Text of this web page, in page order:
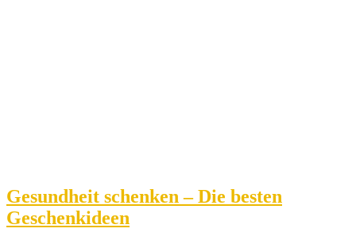
Gesundheit schenken – Die besten
Geschenkideen